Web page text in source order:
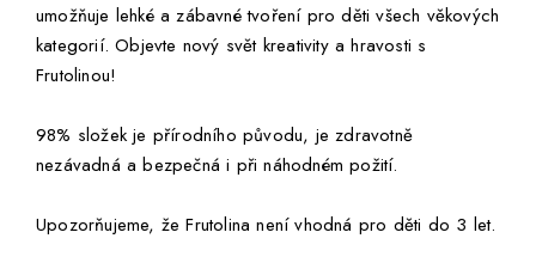
umožňuje lehké a zábavné tvoření pro děti všech věkových
kategorií. Objevte nový svět kreativity a hravosti s
Frutolinou!
98% složek je přírodního původu, je zdravotně
nezávadná a bezpečná i při náhodném požití.
Upozorňujeme, že Frutolina není vhodná pro děti do 3 let.